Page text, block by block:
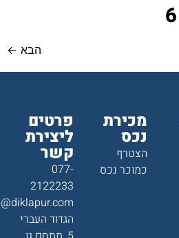
הבא ←
מכירת
נכס
הצטרף
כמוכר נכס
פרטים
ליצירת
קשר
077-
2122233
הגדוד העברי